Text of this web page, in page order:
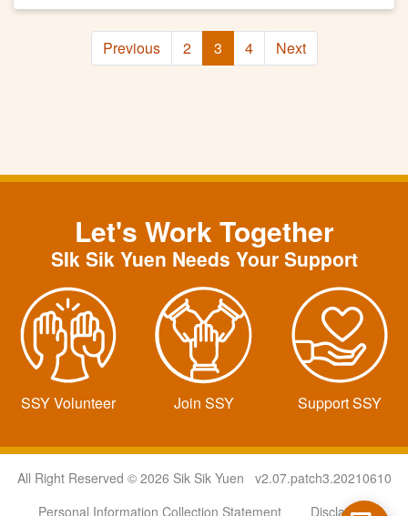
Previous 2 3 4 Next
Let's Work Together
SIk Sik Yuen Needs Your Support
SSY Volunteer Join SSY Support SSY
All Right Reserved © 2026 Sik Sik Yuen v2.07.patch3.20210610
Personal Information Collection Statement
Disclaimer